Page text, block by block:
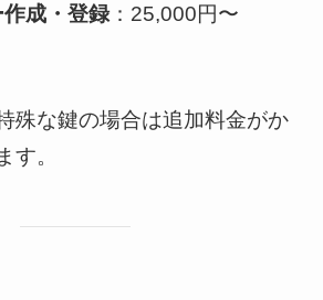
成・登録：25,000円〜
殊な鍵の場合は追加料金がか
す。